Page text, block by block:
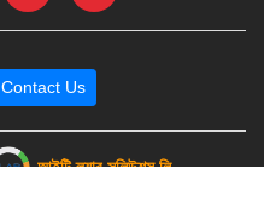
Contact Us
আইটি ল্যাব সলিউশন্স লি.